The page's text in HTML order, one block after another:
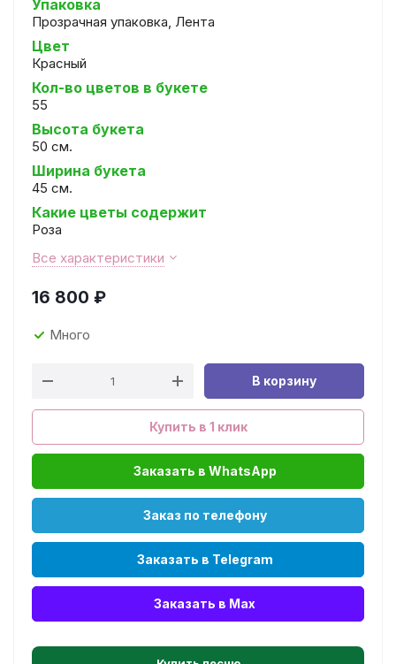
Упаковка
Прозрачная упаковка, Лента
Цвет
Красный
Кол-во цветов в букете
55
Высота букета
50 см.
Ширина букета
45 см.
Какие цветы содержит
Роза
Все характеристики
16 800 ₽
Много
В корзину
Купить в 1 клик
Заказать в WhatsApp
Заказ по телефону
Заказать в Telegram
Заказать в Max